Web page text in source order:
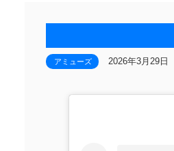
アミューズ 2026年3月29日